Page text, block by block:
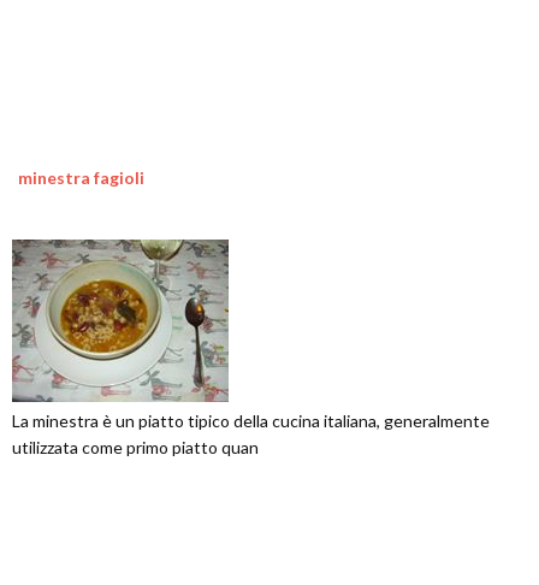
minestra fagioli
La minestra è un piatto tipico della cucina italiana, generalmente
utilizzata come primo piatto quan